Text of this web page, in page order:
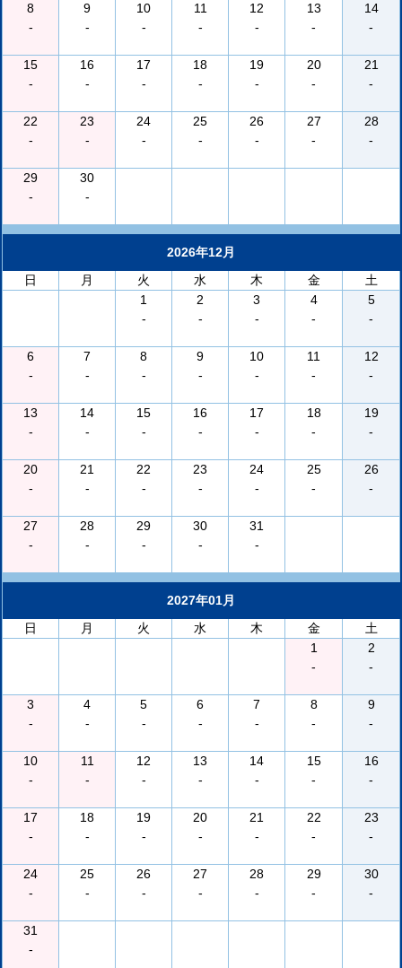
8
-
9
-
10
-
11
-
12
-
13
-
14
-
15
-
16
-
17
-
18
-
19
-
20
-
21
-
22
-
23
-
24
-
25
-
26
-
27
-
28
-
29
-
30
-
2026年12月
日
月 火 水 木 金
土
1
-
2
-
3
-
4
-
5
-
6
-
7
-
8
-
9
-
10
-
11
-
12
-
13
-
14
-
15
-
16
-
17
-
18
-
19
-
20
-
21
-
22
-
23
-
24
-
25
-
26
-
27
-
28
-
29
-
30
-
31
-
2027年01月
日
月 火 水 木 金
土
1
-
2
-
3
-
4
-
5
-
6
-
7
-
8
-
9
-
10
-
11
-
12
-
13
-
14
-
15
-
16
-
17
-
18
-
19
-
20
-
21
-
22
-
23
-
24
-
25
-
26
-
27
-
28
-
29
-
30
-
31
-